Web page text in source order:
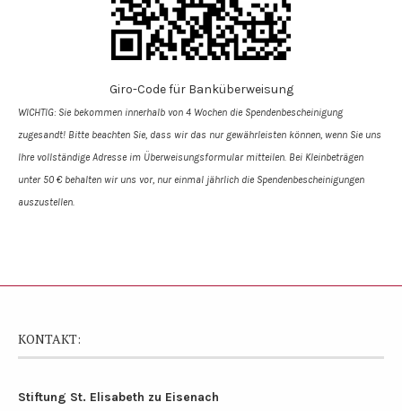
Giro-Code für Banküberweisung
WICHTIG: Sie bekommen innerhalb von 4 Wochen die Spendenbe­scheinigung
zugesandt! Bitte beachten Sie, dass wir das nur gewährleisten können, wenn Sie uns
Ihre vollständige Adresse im Überweisungs­formular mitteilen. Bei Kleinbeträgen
unter 50 € behalten wir uns vor, nur einmal jährlich die Spendenbescheinigungen
auszustellen.
KONTAKT:
Stiftung St. Elisabeth zu Eisenach